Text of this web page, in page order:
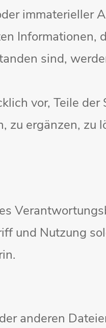
immaterieller
Informationen,
sind,
vor, Teile der
zu ergänzen, zu
und Nutzung
anderen